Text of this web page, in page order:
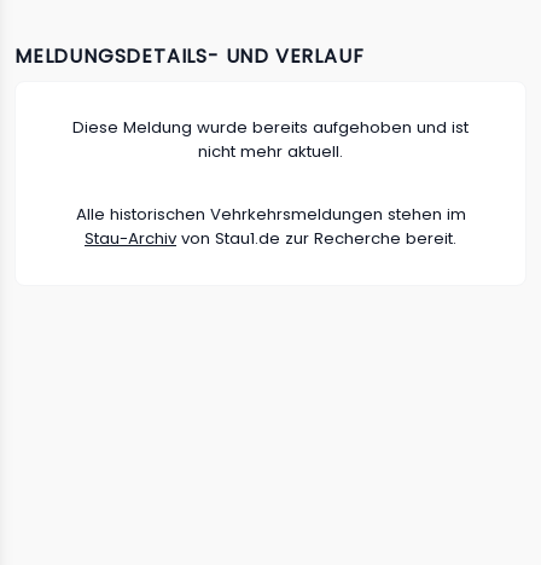
MELDUNGSDETAILS- UND VERLAUF
Diese Meldung wurde bereits aufgehoben und ist
nicht mehr aktuell.
Alle historischen Vehrkehrsmeldungen stehen im
Stau-Archiv von Stau1.de zur Recherche bereit.